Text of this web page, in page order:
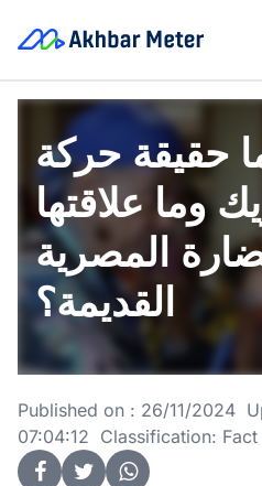
حقيقة حركة
وما علاقتها
المصرية
القديمة؟
Published on : 26/11/2024
07:04:12 Classification: Fact